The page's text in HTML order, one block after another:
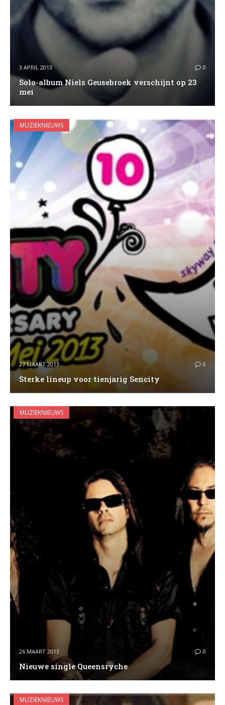
3 APRIL 2013 0
Solo-album Niels Geusebroek verschijnt op 23
mei
MUZIEKNIEUWS
27 MAART 2013 0
Sterke lineup voor tienjarig Sencity
MUZIEKNIEUWS
26 MAART 2013 0
Nieuwe single Queensryche
MUZIEKNIEUWS